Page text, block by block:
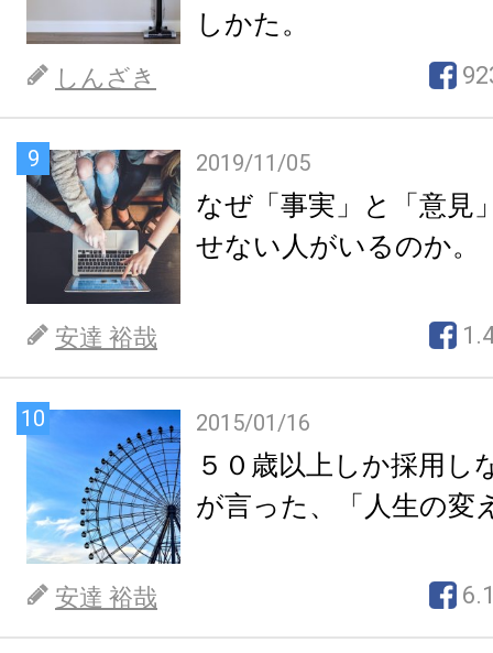
しかた。
しんざき
9 2019/11/05
なぜ「事実」と「意見
せない人がいるのか。
安達 裕哉
10 2015/01/16
５０歳以上しか採用し
が言った、「人生の変
安達 裕哉